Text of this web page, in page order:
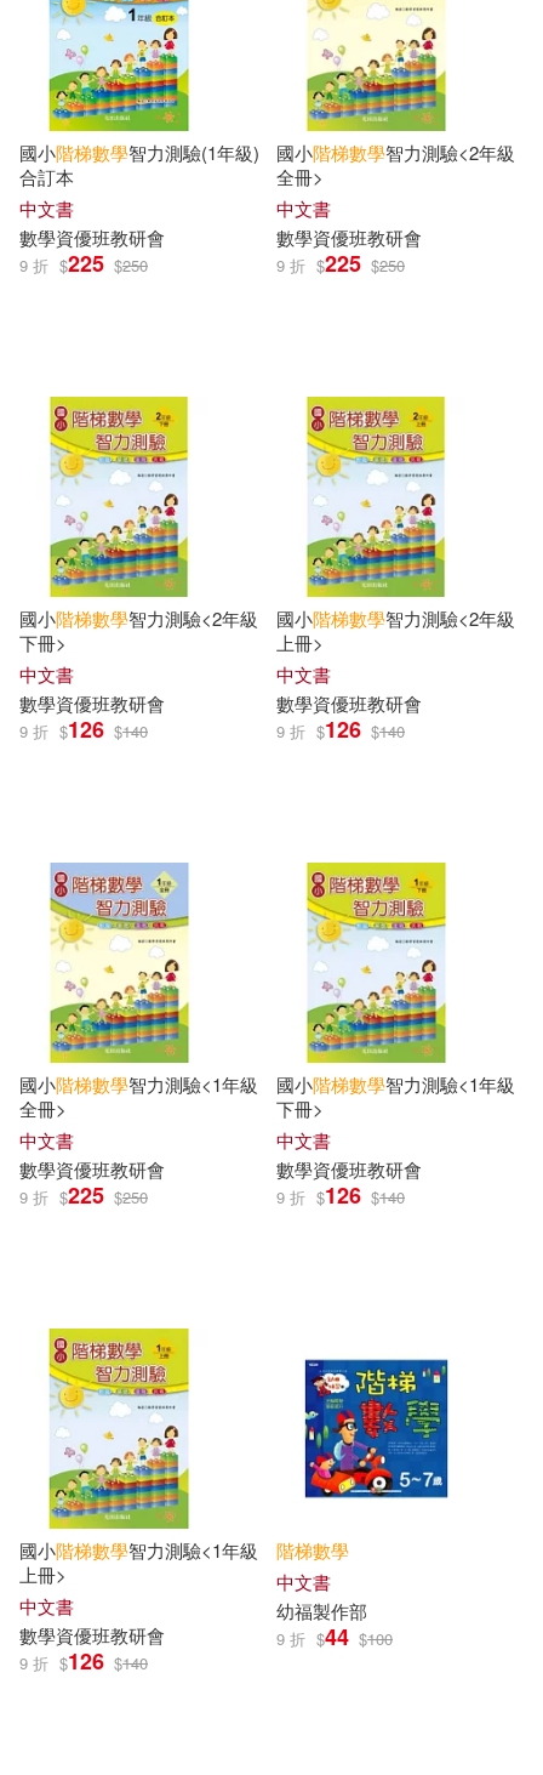
國小階梯數學智力測驗(1年級)
合訂本
中文書
數學資優班教研會
9 折 $225 $250
國小階梯數學智力測驗<2年級
全冊>
中文書
數學資優班教研會
9 折 $225 $250
國小階梯數學智力測驗<2年級
下冊>
中文書
數學資優班教研會
9 折 $126 $140
國小階梯數學智力測驗<2年級
上冊>
中文書
數學資優班教研會
9 折 $126 $140
國小階梯數學智力測驗<1年級
全冊>
中文書
數學資優班教研會
9 折 $225 $250
國小階梯數學智力測驗<1年級
下冊>
中文書
數學資優班教研會
9 折 $126 $140
國小階梯數學智力測驗<1年級
上冊>
中文書
數學資優班教研會
9 折 $126 $140
階梯數學
中文書
幼福製作部
9 折 $44 $100